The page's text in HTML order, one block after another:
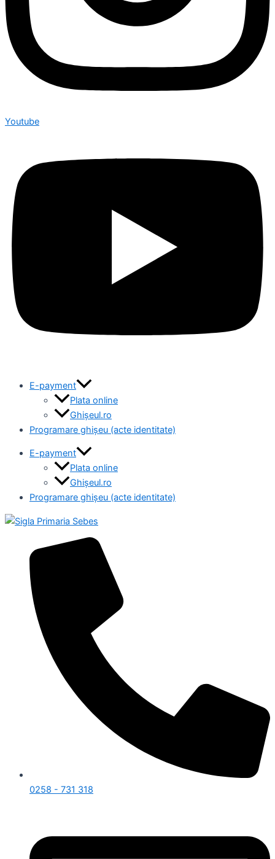
Youtube
E-payment
Plata online
Ghișeul.ro
Programare ghișeu (acte identitate)
E-payment
Plata online
Ghișeul.ro
Programare ghișeu (acte identitate)
0258 - 731 318